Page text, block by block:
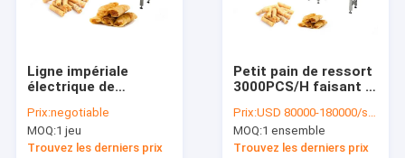
Visite de l'usine
Demandez une citation
Ligne impériale
électrique de
pain|Petit pain
d'oeufs faisant le
fabricant de machine
Prix:negotiable
MOQ:1 jeu
Trouvez les derniers prix
Petit pain de ressort
3000PCS/H faisant la
Equipment Stainless
Steel
Prix:USD 80000-180000/set
MOQ:1 ensemble
Trouvez les derniers prix